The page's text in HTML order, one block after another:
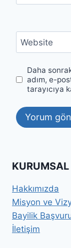
Website
Daha
adım, e-
tarayıcıya
KURUMSAL
Hakkımızda
Misyon ve
Bayilik
İletişim